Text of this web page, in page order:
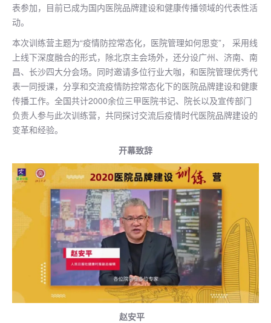
表参加，目前已成为国内医院品牌建设和健康传播领域的代表性活
动。
本次训练营主题为“疫情防控常态化，医院管理如何思变”， 采用线
上线下深度融合的形式，除北京主会场外，还分设广州、济南、南
昌、长沙四大分会场。同时邀请多位行业大咖，和医院管理优秀代
表一同授课，分享和交流疫情防控常态化下的医院品牌建设和健康
传播工作。全国共计2000余位三甲医院书记、院长以及宣传部门
负责人参与此次训练营，共同探讨交流后疫情时代医院品牌建设的
变革和经验。
开幕致辞
赵安平